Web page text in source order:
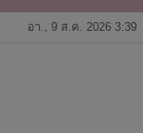
อา., 9 ส.ค. 2026 3:39